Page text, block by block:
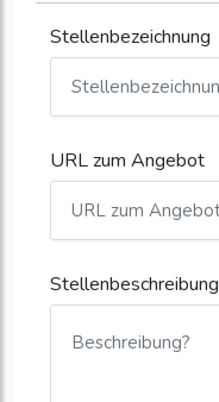
Stellenbezeichnung
URL zum Angebot
Stellenbeschreibung